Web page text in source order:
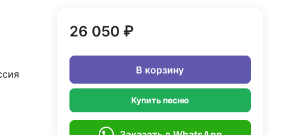
26 050 ₽
В корзину
Купить песню